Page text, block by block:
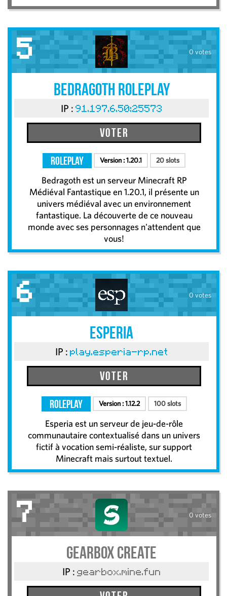
5 0 votes
Bedragoth Roleplay
IP : 91.197.6.50:25573
Voter
RolePlay Version :1.20.1 20 slots
Bedragoth est un serveur Minecraft RP
Médiéval Fantastique en 1.20.1, il présente un
univers médiéval avec un environnement
fantastique. La découverte de ce nouveau
monde avec ses personnages n'attendent que
vous!
6 0 votes
Esperia
IP : play.esperia-rp.net
Voter
RolePlay Version :1.12.2 100 slots
Esperia est un serveur de jeu-de-rôle
communautaire contextualisé dans un univers
fictif à vocation semi-réaliste, sur support
Minecraft mais surtout textuel.
7 0 votes
GearBox Create
IP : gearbox.mine.fun